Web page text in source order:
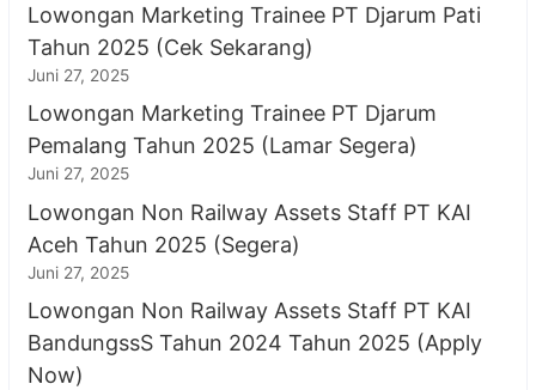
Lowongan Marketing Trainee PT Djarum Pati
Tahun 2025 (Cek Sekarang)
Juni 27, 2025
Lowongan Marketing Trainee PT Djarum
Pemalang Tahun 2025 (Lamar Segera)
Juni 27, 2025
Lowongan Non Railway Assets Staff PT KAI
Aceh Tahun 2025 (Segera)
Juni 27, 2025
Lowongan Non Railway Assets Staff PT KAI
BandungssS Tahun 2024 Tahun 2025 (Apply
Now)